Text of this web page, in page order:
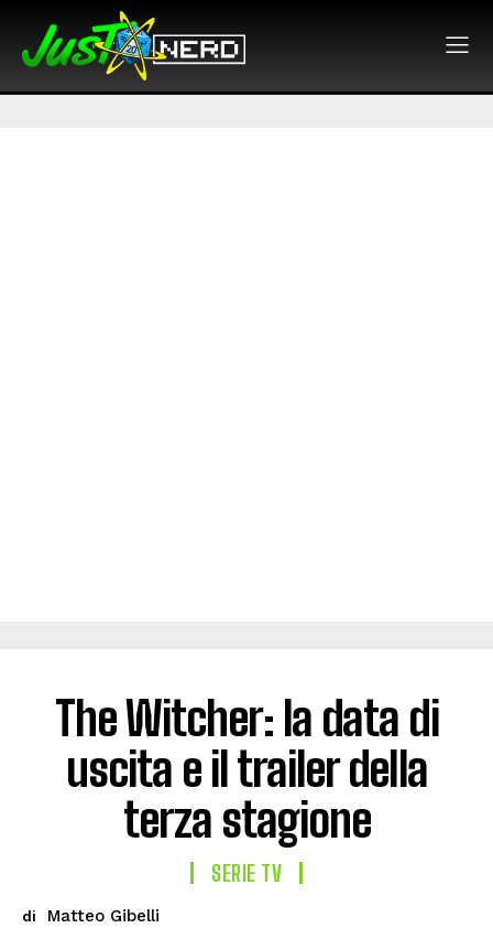
The Witcher: la data di
uscita e il trailer della
terza stagione
SERIE TV
di Matteo Gibelli